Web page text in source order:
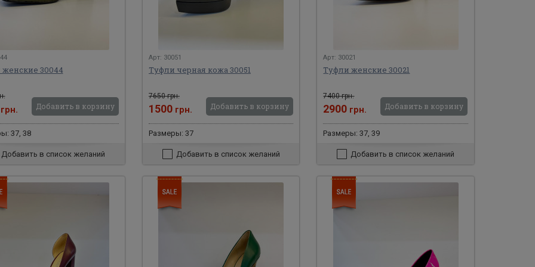
30044
грн. Добавить в корзину
37, 38
Добавить в список желаний
Арт: 30051
Туфли черная кожа 30051
7650 грн.
1500 грн. Добавить в корзину
Размеры: 37
Добавить в список желаний
Арт: 30021
Туфли женские 30021
7400 грн.
2900 грн. Добавить в корзину
Размеры: 37, 39
Добавить в список желаний